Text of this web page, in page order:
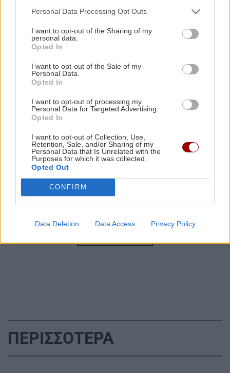
Personal Data Processing Opt Outs
I want to opt-out of the Sharing of my
personal data.
Opted In
I want to opt-out of the Sale of my
Personal Data.
Opted In
I want to opt-out of processing my
Personal Data for Targeted Advertising.
Opted In
I want to opt-out of Collection, Use,
Retention, Sale, and/or Sharing of my
Personal Data that Is Unrelated with the
Purposes for which it was collected.
Opted Out
CONFIRM
Data Deletion Data Access Privacy Policy
ΡΟΗ ΕΙΔΗΣΕΩΝ
ΣΧΕΣΕΙΣ ΚΑΙ SEX
Χρήματα και σχέση: Πώς να μιλήσετε χωρίς να
καταλήξετε σε καβγά
23:00
GOSSIP - LIFESTYLE
Η Μπάρμπρα Στρέιζαντ υπογράφει το πρώτο
της παιδικό βιβλίο
ΑΘΛΗΤΙΚΑ
Europa League: Η Άντερλεχτ νίκησε 1-0 τον
ΠΑΟΚ στην Τούμπα κι όλα θα κριθούν στις
Βρυξέλλες
FIFA παραμένει σε ισχύ»
ΑΘΛΗΤΙΚΑ
ΠΕΡΙΣΣΟΤΕΡΑ